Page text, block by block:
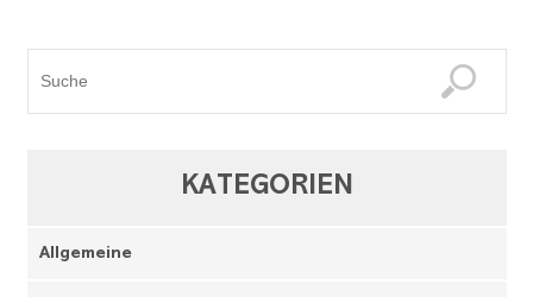
KATEGORIEN
Allgemeine